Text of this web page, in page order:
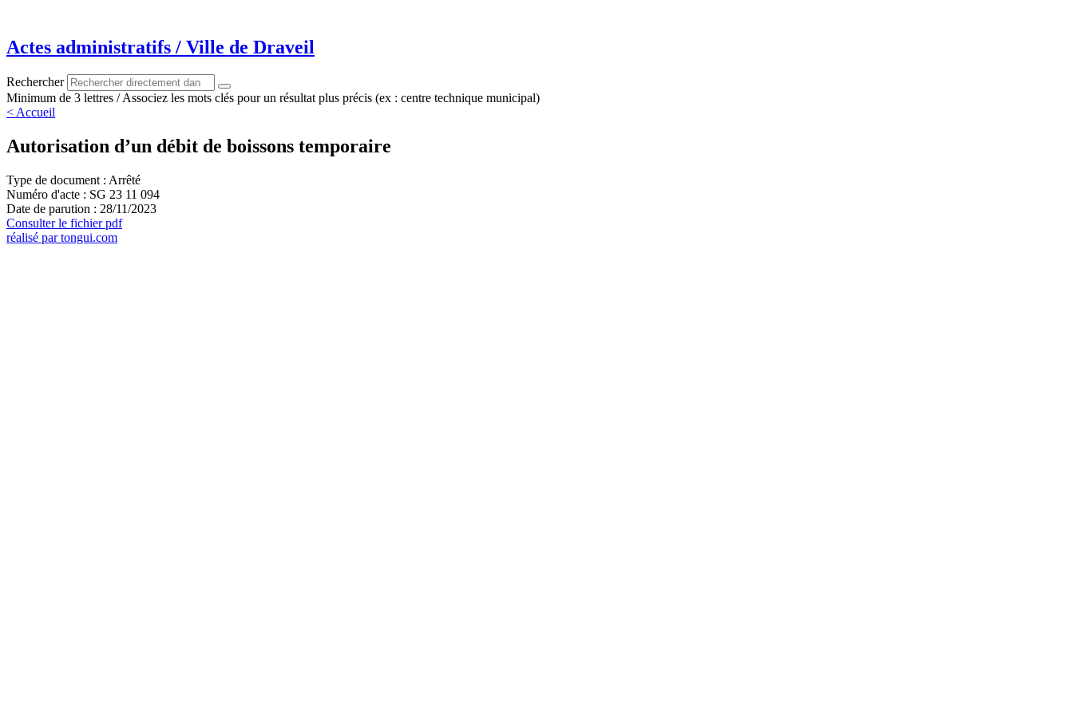
contenu
Actes administratifs / Ville de Draveil
Rechercher
Minimum de 3 lettres / Associez les mots clés pour un résultat plus précis (ex : centre technique municipal)
< Accueil
Autorisation d’un débit de boissons temporaire
Type de document : Arrêté
Numéro d'acte : SG 23 11 094
Date de parution : 28/11/2023
Consulter le fichier pdf
réalisé par tongui.com